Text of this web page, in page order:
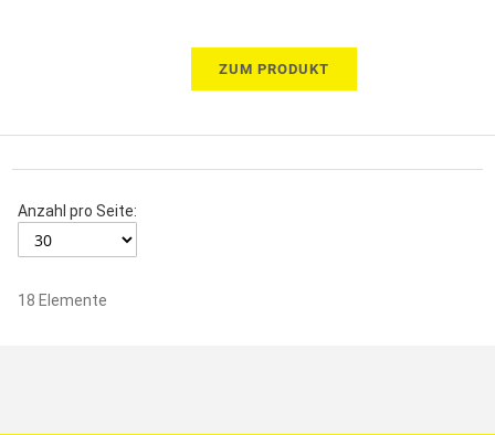
ZUM PRODUKT
Anzahl pro Seite:
18 Elemente